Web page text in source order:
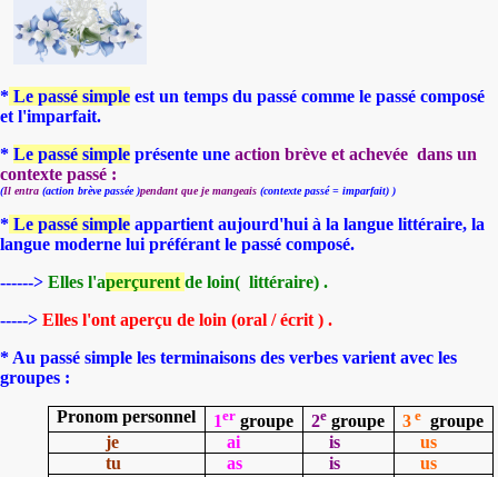
* Le passé simple est un temps du passé comme le passé composé
et l'imparfait.
* Le passé simple présente une action brève et achevée dans un
contexte passé :
(Il entra (action brève passée )pendant que je mangeais (contexte passé = imparfait) )
* Le passé simple appartient aujourd'hui à la langue littéraire, la
langue moderne lui préférant le passé composé.
------> Elles l'aperçurent de loin( littéraire) .
-----> Elles l'ont aperçu de loin (oral / écrit ) .
* Au passé simple les terminaisons des verbes varient avec les
groupes :
Pronom personnel 1er groupe 2e groupe 3 e groupe
je
ai is
us
tu
as is
us